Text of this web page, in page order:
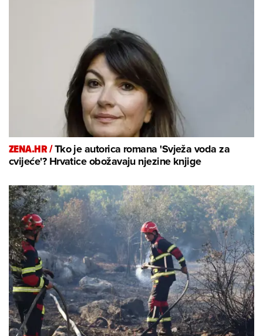
ZENA.HR /Tko je autorica romana 'Svježa voda za
cvijeće'? Hrvatice obožavaju njezine knjige